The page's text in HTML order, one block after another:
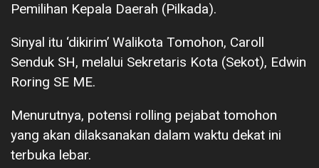
Pemilihan Kepala Daerah (Pilkada).
Sinyal itu ‘dikirim’ Walikota Tomohon, Caroll
Senduk SH, melalui Sekretaris Kota (Sekot), Edwin
Roring SE ME.
Menurutnya, potensi rolling pejabat tomohon
yang akan dilaksanakan dalam waktu dekat ini
terbuka lebar.